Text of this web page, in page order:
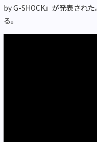
by G-SHOCK』が発表され
る。